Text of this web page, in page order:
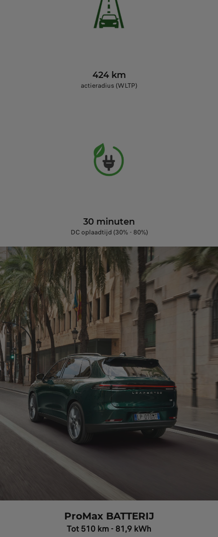
424 km
actieradius (WLTP)
30 minuten
DC oplaadtijd (30% - 80%)
ProMax BATTERIJ
Tot 510 km - 81,9 kWh